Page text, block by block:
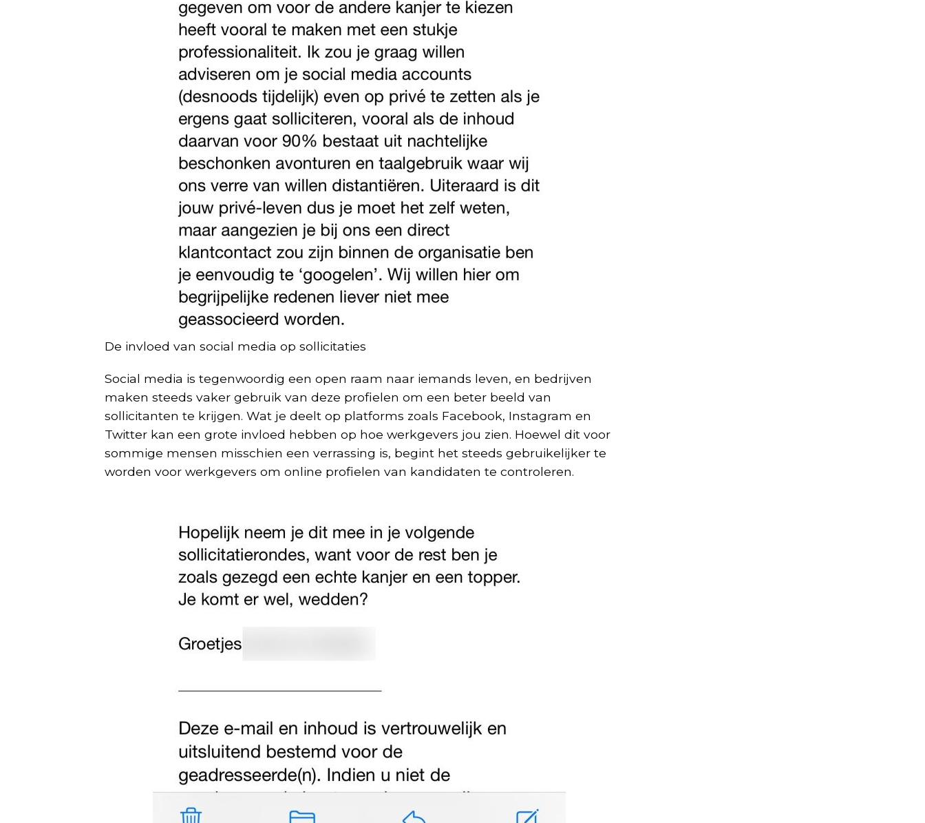
De invloed van social media op sollicitaties
Social media is tegenwoordig een open raam naar iemands leven, en bedrijven
maken steeds vaker gebruik van deze profielen om een beter beeld van
sollicitanten te krijgen. Wat je deelt op platforms zoals Facebook, Instagram en
Twitter kan een grote invloed hebben op hoe werkgevers jou zien. Hoewel dit voor
sommige mensen misschien een verrassing is, begint het steeds gebruikelijker te
worden voor werkgevers om online profielen van kandidaten te controleren.